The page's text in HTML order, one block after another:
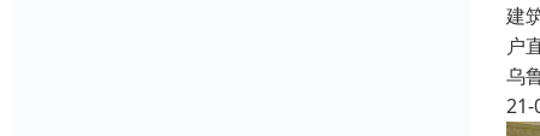
建
户
乌
21-